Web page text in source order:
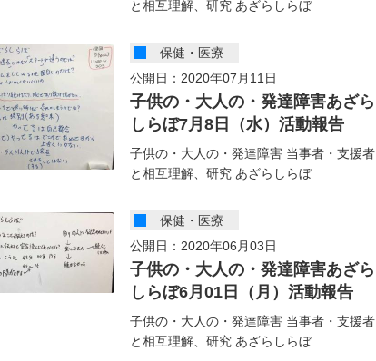
と相互理解、研究 あざらしらぼ
保健・医療
公開日：2020年07月11日
子供の・大人の・発達障害あざら
しらぼ7月8日（水）活動報告
子供の・大人の・発達障害 当事者・支援者
と相互理解、研究 あざらしらぼ
保健・医療
公開日：2020年06月03日
子供の・大人の・発達障害あざら
しらぼ6月01日（月）活動報告
子供の・大人の・発達障害 当事者・支援者
と相互理解、研究 あざらしらぼ